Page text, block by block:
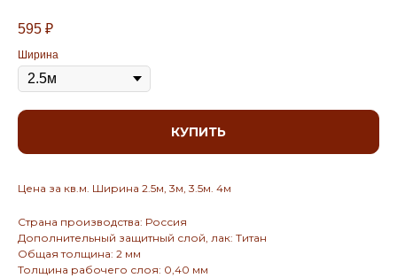
595 ₽
Ширина
КУПИТЬ
Цена за кв.м. Ширина 2.5м, 3м, 3.5м. 4м
Страна производства: Россия
Дополнительный защитный слой, лак: Титан
Общая толщина: 2 мм
Толщина рабочего слоя: 0,40 мм